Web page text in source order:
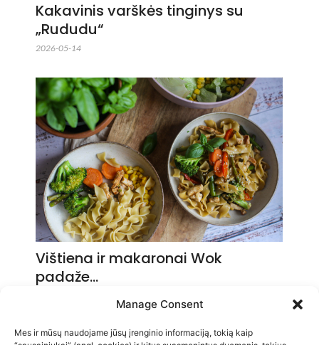
Manage Consent
Mes ir mūsų naudojame jūsų įrenginio informaciją, tokią kaip
Kakavinis varškės tinginys su
„Rududu“
2026-05-14
Vištiena ir makaronai Wok
padaže…